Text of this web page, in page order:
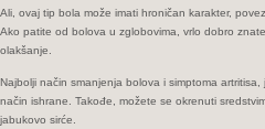
Ali, ovaj tip bola može imati hroničan karakter,
Ako patite od bolova u zglobovima, vrlo dobro
olakšanje.
Najbolji način smanjenja bolova i simptoma
način ishrane. Takođe, možete se okrenuti
jabukovo sirće.